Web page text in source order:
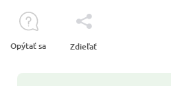
Opýtať sa Zdieľať